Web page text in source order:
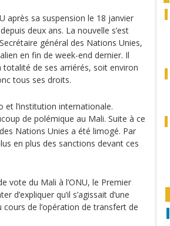
après sa suspension le 18 janvier
deux ans. La nouvelle s’est
général des Nations Unies,
en fin de week-end dernier. Il
de ses arriérés, soit environ
tous ses droits.
l’institution internationale.
de polémique au Mali. Suite à ce
Nations Unies a été limogé. Par
en plus des sanctions devant ces
vote du Mali à l’ONU, le Premier
qu’il s’agissait d’une
de l’opération de transfert de